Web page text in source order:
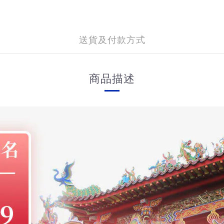
送貨及付款方式
商品描述